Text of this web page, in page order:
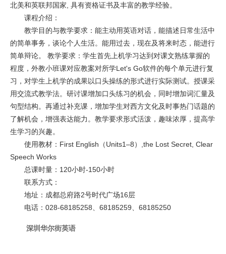
北美和英联邦国家, 具有资格证书及丰富的教学经验。
课程介绍：
教学目的与教学要求：能主动用英语对话，能描述日常生活中
的简单事务，谈论个人生活。能用过去，现在及将来时态，能进行
简单辩论。 教学要求：学生首先上机学习达到对课文熟练掌握的
程度，外教小班课对应教案对所学Let's Go软件的每个单元进行复
习，对学生上机学的成果以口头操练的形式进行实际测试。授课采
用交流式教学法。研讨课增加口头练习的机会，同时增加词汇量及
句型结构。再通过补充课，增加学生对西方文化及时事热门话题的
了解机会，增强表达能力。教学要求形式活泼，趣味浓厚，提高学
生学习的兴趣。
使用教材：First English（Units1–8）,the Lost Secret, Clear
Speech Works
总课时量：120小时-150小时
联系方式：
地址：成都总府路2号时代广场16层
电话：028-68185258、68185259、68185250
深圳华尔街英语